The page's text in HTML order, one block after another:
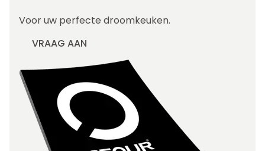
Voor uw perfecte droomkeuken.
VRAAG AAN